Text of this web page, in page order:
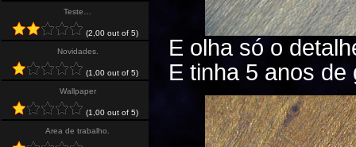
E olha só o
E tinha 5 anos de
Teste…
(2,00 out of 5)
Novidades.
(1,00 out of 5)
Wallpaper
(1,00 out of 5)
Area de trabalho.